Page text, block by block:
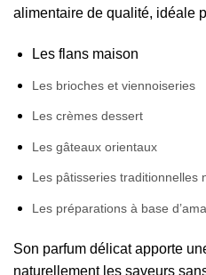
alimentaire de qualité, idéale
Les flans maison
Les brioches et viennoiseries
Les crèmes dessert
Les gâteaux orientaux
Les pâtisseries traditionnelles
Les préparations à base
Son parfum délicat apporte
naturellement les saveurs